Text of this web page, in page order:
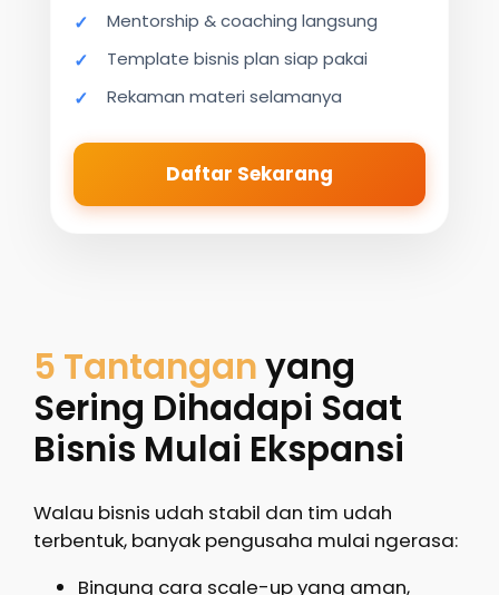
Mentorship & coaching langsung
Template bisnis plan siap pakai
Rekaman materi selamanya
Daftar Sekarang
5 Tantanganyang
Sering Dihadapi Saat
Bisnis Mulai Ekspansi
Walau bisnis udah stabil dan tim udah
terbentuk, banyak pengusaha mulai ngerasa:
Bingung cara scale-up yang aman,